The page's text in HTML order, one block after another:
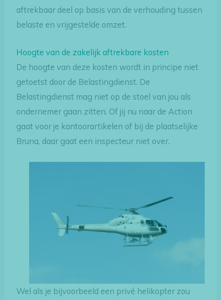
aftrekbaar deel op basis van de verhouding tussen
belaste en vrijgestelde omzet.
Hoogte van de zakelijk aftrekbare kosten
De hoogte van deze kosten wordt in principe niet
getoetst door de Belastingdienst. De
Belastingdienst mag niet op de stoel van jou als
ondernemer gaan zitten. Of jij nu naar de Action
gaat voor je kantoorartikelen of bij de plaatselijke
Bruna, daar gaat een inspecteur niet over.
Wel als je bijvoorbeeld een privé helikopter zou